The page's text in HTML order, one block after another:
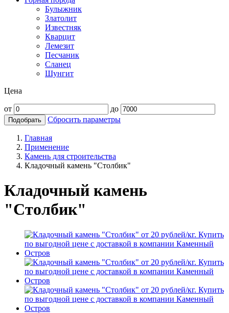
Булыжник
Златолит
Известняк
Кварцит
Лемезит
Песчаник
Сланец
Шунгит
Цена
от до
Подобрать Сбросить параметры
Главная
Применение
Камень для строительства
Кладочный камень "Столбик"
Кладочный камень
"Столбик"